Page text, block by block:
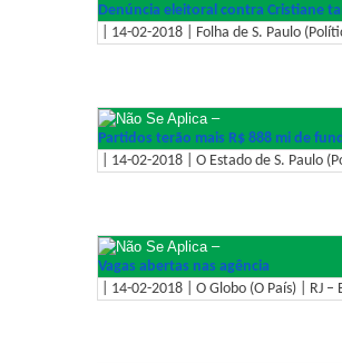
Denúncia eleitoral contra Cristiane
| 14-02-2018 | Folha de S. Paulo
–
Partidos terão mais R$ 888 mi de
| 14-02-2018 | O Estado de S. Paulo
–
Vagas abertas nas agência
| 14-02-2018 | O Globo (O País) | RJ –